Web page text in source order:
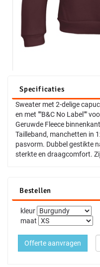
Specificaties
Sweater met 2-delige
en met ""B&C No Label""
Geruwde Fleece
Tailleband, manchetten in
pasvorm. Dubbel gestikte
sterkte en draagcomfort.
Bestellen
kleur
maat
Offerte aanvragen